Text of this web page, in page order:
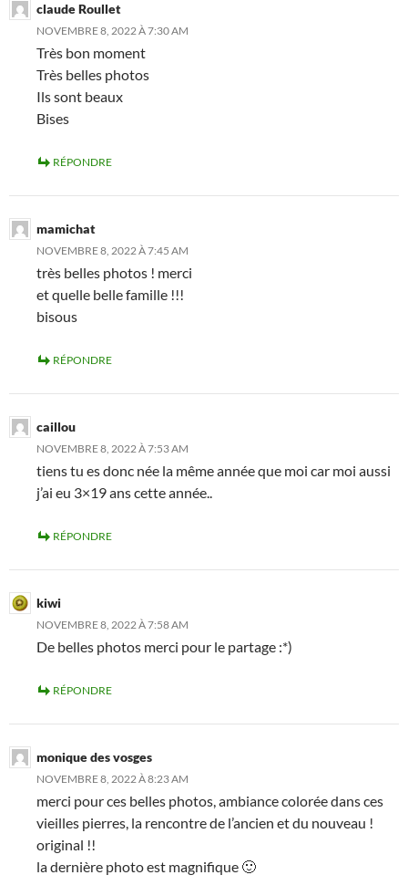
claude Roullet
NOVEMBRE 8, 2022 À 7:30 AM
Très bon moment
Très belles photos
Ils sont beaux
Bises
RÉPONDRE
mamichat
NOVEMBRE 8, 2022 À 7:45 AM
très belles photos ! merci
et quelle belle famille !!!
bisous
RÉPONDRE
caillou
NOVEMBRE 8, 2022 À 7:53 AM
tiens tu es donc née la même année que moi car moi aussi
j’ai eu 3×19 ans cette année..
RÉPONDRE
kiwi
NOVEMBRE 8, 2022 À 7:58 AM
De belles photos merci pour le partage :*)
RÉPONDRE
monique des vosges
NOVEMBRE 8, 2022 À 8:23 AM
merci pour ces belles photos, ambiance colorée dans ces
vieilles pierres, la rencontre de l’ancien et du nouveau !
original !!
la dernière photo est magnifique 🙂